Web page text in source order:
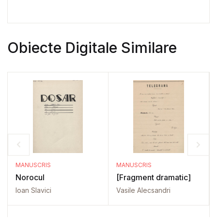
Obiecte Digitale Similare
MANUSCRIS
Norocul
Ioan Slavici
MANUSCRIS
[Fragment dramatic]
Vasile Alecsandri